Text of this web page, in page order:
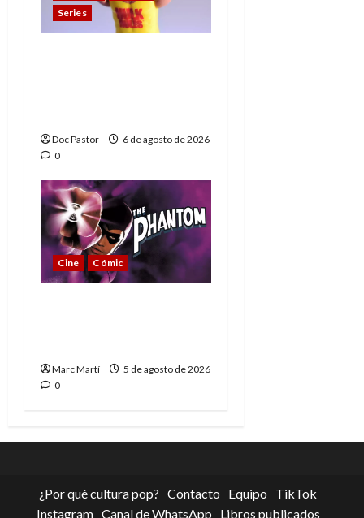
Series
Doc Pastor
6 de agosto de 2026
0
Cine Cómic
Marc Martí
5 de agosto de 2026
0
¿Por qué cultura pop? Contacto Equipo
TikTok
Instagram Canal de WhatsApp Libros publicados